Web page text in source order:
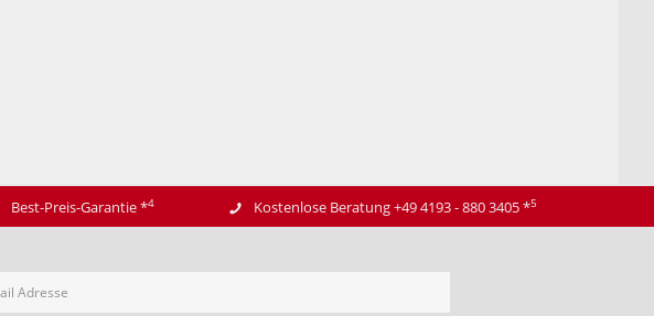
Best-Preis-Garantie*4 Kostenlose Beratung +49 4193 - 880 3405*5
Adresse